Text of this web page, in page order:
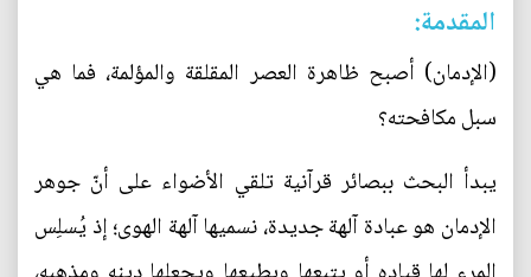
المقدمة:
(الإدمان) أصبح ظاهرة العصر المقلقة والمؤلمة، فما هي
سبل مكافحته؟
يبدأ البحث ببصائر قرآنية تلقي الأضواء على أنّ جوهر
الإدمان هو عبادة آلهة جديدة، نسميها آلهة الهوى؛ إذ يُسلِس